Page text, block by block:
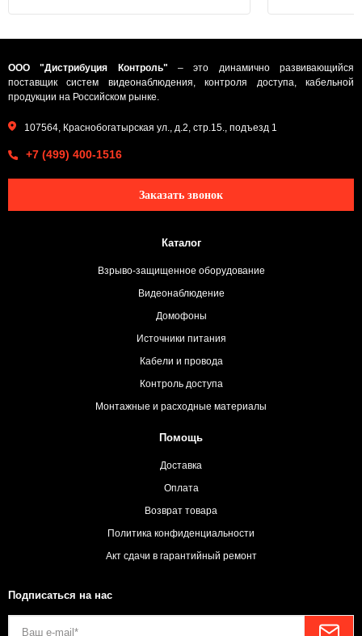
ООО "Дистрибуция Контроль" – это динамично развивающийся
поставщик систем видеонаблюдения, контроля доступа, кабельной
продукции на Российском рынке.
107564, Краснобогатырская ул., д.2, стр.15., подъезд 1
+7 (499) 400-1516
Заказать звонок
Каталог
Взрыво-защищенное оборудование
Видеонаблюдение
Домофоны
Источники питания
Кабели и провода
Контроль доступа
Монтажные и расходные материалы
Помощь
Доставка
Оплата
Возврат товара
Политика конфиденциальности
Акт сдачи в гарантийный ремонт
Подписаться на нас